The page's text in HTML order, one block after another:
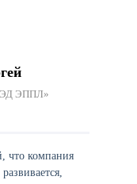
ЭППЛ»
что компания